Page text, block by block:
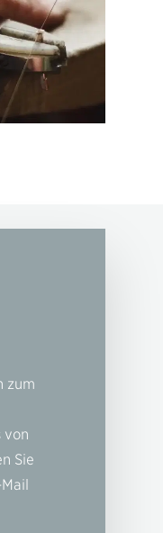
zum
von
Sie